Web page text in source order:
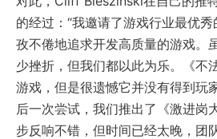
的经过：“我邀请了游戏行业最优
孜不倦地追求开发高质量的游戏。
少挫折，但我们都以此为乐。《不
游戏，但是很遗憾它并没有得到玩
后一次尝试，我们推出了《激进岗
步反响不错，但时间已经太晚，团